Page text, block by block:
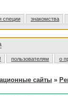
специи знакомства
пользователям о
сайты »